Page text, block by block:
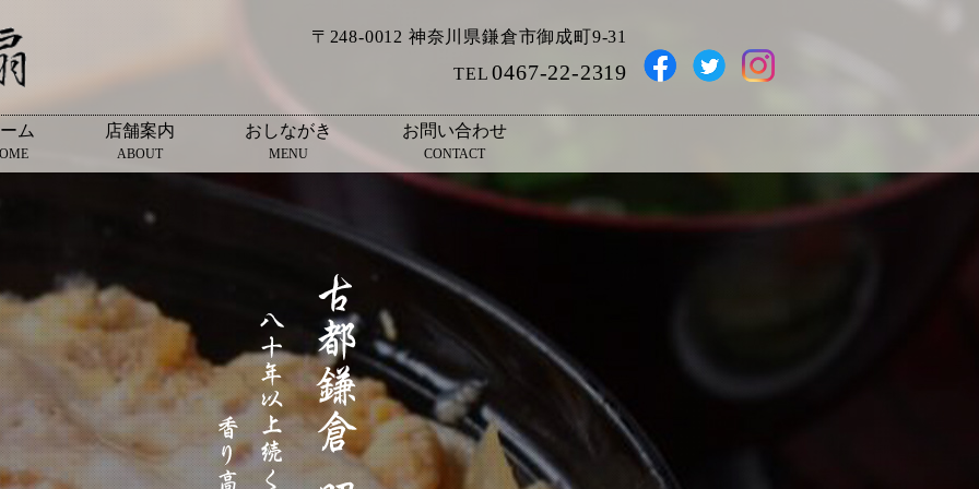
〒248-0012 神奈川県鎌倉市御成町9-31
TEL 0467-22-2319
ム 店舗案内
ABOUT
おしながき
MENU
お問い合わせ
CONTACT